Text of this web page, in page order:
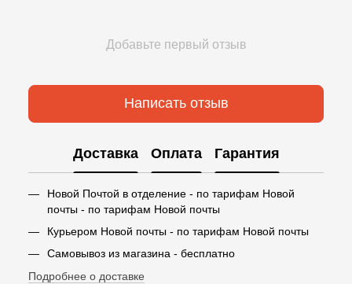
Добавьте первый отзыв
Написать отзыв
Доставка Оплата Гарантия
Новой Почтой в отделение - по тарифам Новой
почты - по тарифам Новой почты
Курьером Новой почты - по тарифам Новой почты
Самовывоз из магазина - бесплатно
Подробнее о доставке